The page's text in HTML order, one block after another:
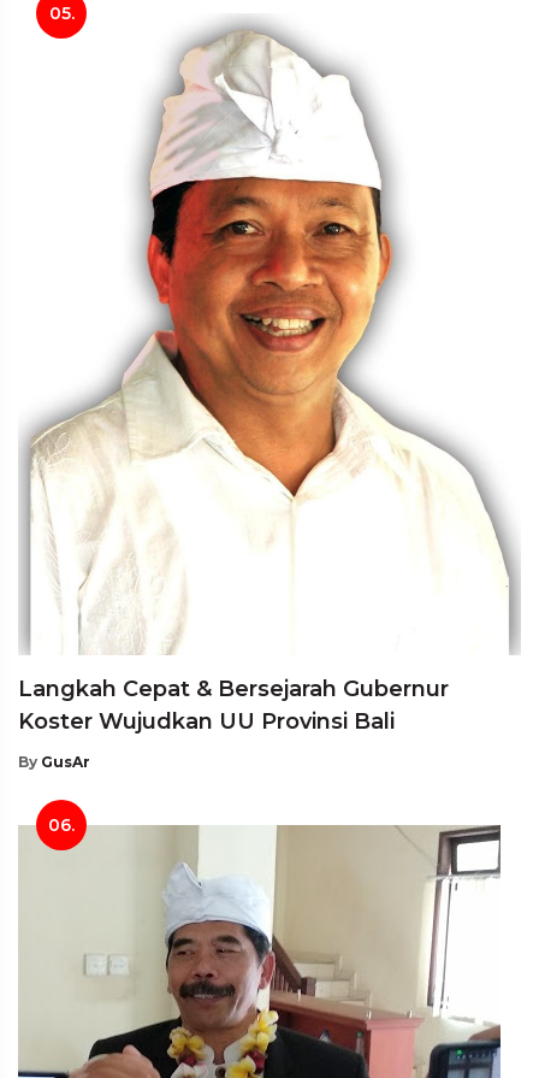
05.
Langkah Cepat & Bersejarah Gubernur
Koster Wujudkan UU Provinsi Bali
By GusAr
06.